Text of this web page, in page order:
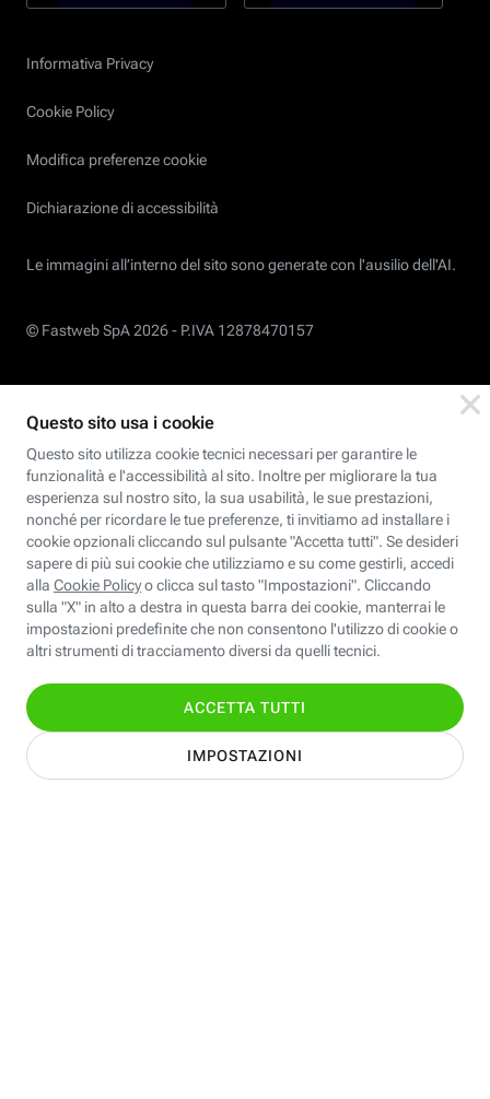
Informativa Privacy
Cookie Policy
Modifica preferenze cookie
Dichiarazione di accessibilità
Le immagini all’interno del sito sono generate con l'ausilio dell'AI.
© Fastweb SpA 2026 - P.IVA 12878470157